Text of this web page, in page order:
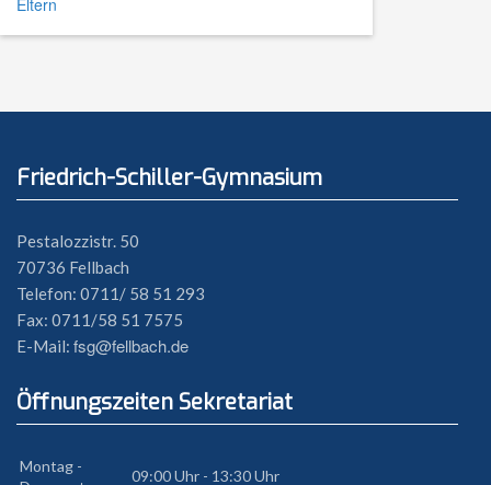
Friedrich-Schiller-Gymnasium
Pestalozzistr. 50
70736 Fellbach
Telefon: 0711/ 58 51 293
Fax: 0711/58 51 7575
E-Mail: fsg@fellbach.de
Öffnungszeiten Sekretariat
Montag -
09:00 Uhr - 13:30 Uhr